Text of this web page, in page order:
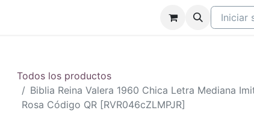
Iniciar
Todos los productos
Biblia Reina Valera 1960 Chica Letra Mediana
Rosa Código QR [RVR046cZLMPJR]